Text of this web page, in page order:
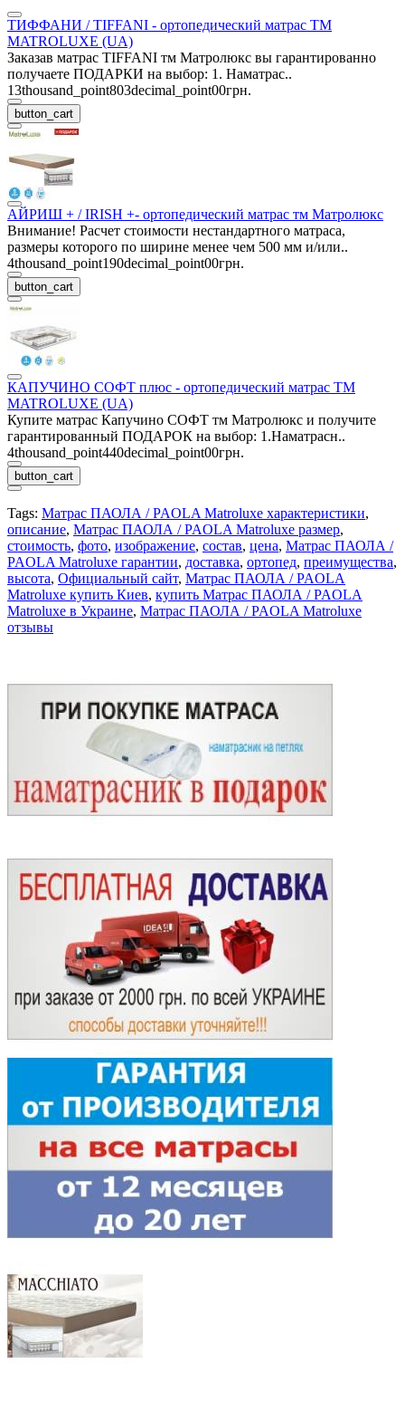
ТИФФАНИ / TIFFANI - ортопедический матрас ТМ
MATROLUXE (UA)
Заказав матрас TIFFANI тм Матролюкс вы гарантированно
получаете ПОДАРКИ на выбор: 1. Наматрас..
13thousand_point803decimal_point00грн.
button_cart
АЙРИШ + / IRISH +- ортопедический матрас тм Матролюкс
Внимание! Расчет стоимости нестандартного матраса,
размеры которого по ширине менее чем 500 мм и/или..
4thousand_point190decimal_point00грн.
button_cart
КАПУЧИНО СОФТ плюс - ортопедический матрас ТМ
MATROLUXE (UA)
Купите матрас Капучино СОФТ тм Матролюкс и получите
гарантированный ПОДАРОК на выбор: 1.Наматрасн..
4thousand_point440decimal_point00грн.
button_cart
Tags: Матрас ПАОЛА / PAOLA Matroluxe характеристики,
описание, Матрас ПАОЛА / PAOLA Matroluxe размер,
стоимость, фото, изображение, состав, цена, Матрас ПАОЛА /
PAOLA Matroluxe гарантии, доставка, ортопед, преимущества,
высота, Официальный сайт, Матрас ПАОЛА / PAOLA
Matroluxe купить Киев, купить Матрас ПАОЛА / PAOLA
Matroluxe в Украине, Матрас ПАОЛА / PAOLA Matroluxe
отзывы